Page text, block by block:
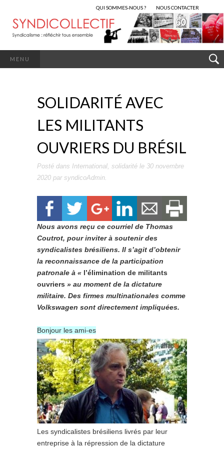
QUI SOMMES-NOUS ? NOUS CONTACTER
MENU
SOLIDARITÉ AVEC
LES MILITANTS
OUVRIERS DU BRÉSIL
Posté dans International, solidarité le 30 novembre
2020 par syndicoAdmin.
Nous avons reçu ce courriel de Thomas
Coutrot, pour inviter à soutenir des
syndicalistes brésiliens. Il s’agit d’obtenir
la reconnaissance de la participation
patronale à « l’élimination de militants
ouvriers » au moment de la dictature
militaire. Des firmes multinationales comme
Volkswagen sont directement impliquées.
Bonjour les ami-es
Les syndicalistes brésiliens livrés par leur
entreprise à la répression de la dictature